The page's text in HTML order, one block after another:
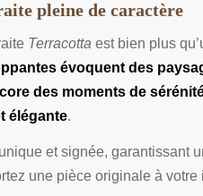
pleine de caractère
Terracotta est bien plus
évoquent des
des moments de
élégante.
et signée, garantissant
une pièce originale à